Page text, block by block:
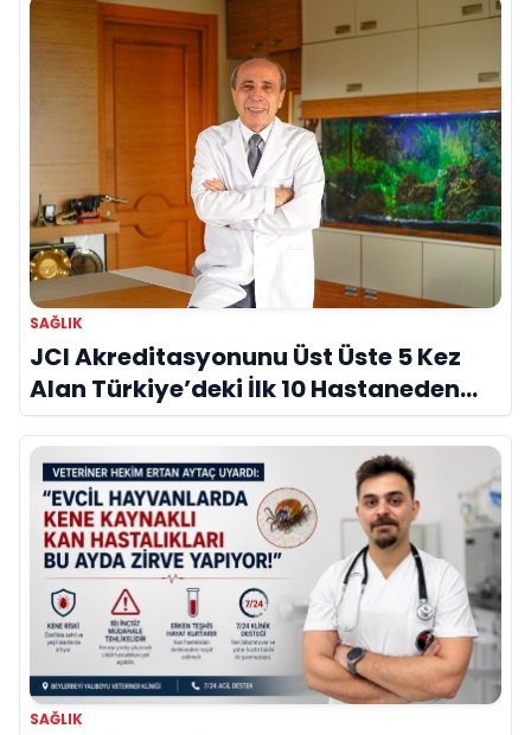
SAĞLIK
JCI Akreditasyonunu Üst Üste 5 Kez
Alan Türkiye’deki İlk 10 Hastaneden
Biri
SAĞLIK